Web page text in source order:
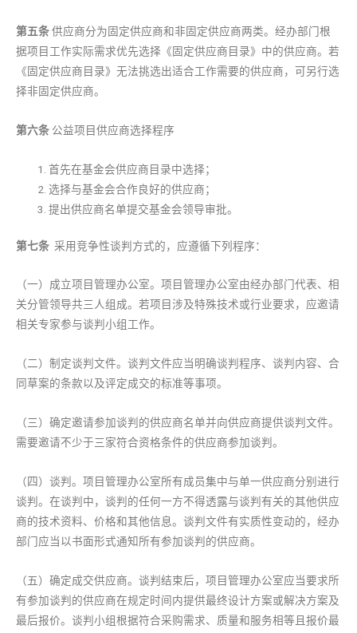
第五条供应商分为固定供应商和非固定供应商两类。经办部门根
据项目工作实际需求优先选择《固定供应商目录》中的供应商。若
《固定供应商目录》无法挑选出适合工作需要的供应商，可另行选
择非固定供应商。
第六条 公益项目供应商选择程序
首先在基金会供应商目录中选择；
选择与基金会合作良好的供应商；
提出供应商名单提交基金会领导审批。
第七条 采用竞争性谈判方式的，应遵循下列程序：
（一）成立项目管理办公室。项目管理办公室由经办部门代表、相
关分管领导共三人组成。若项目涉及特殊技术或行业要求，应邀请
相关专家参与谈判小组工作。
（二）制定谈判文件。谈判文件应当明确谈判程序、谈判内容、合
同草案的条款以及评定成交的标准等事项。
（三）确定邀请参加谈判的供应商名单并向供应商提供谈判文件。
需要邀请不少于三家符合资格条件的供应商参加谈判。
（四）谈判。项目管理办公室所有成员集中与单一供应商分别进行
谈判。在谈判中，谈判的任何一方不得透露与谈判有关的其他供应
商的技术资料、价格和其他信息。谈判文件有实质性变动的，经办
部门应当以书面形式通知所有参加谈判的供应商。
（五）确定成交供应商。谈判结束后，项目管理办公室应当要求所
有参加谈判的供应商在规定时间内提供最终设计方案或解决方案及
最后报价。谈判小组根据符合采购需求、质量和服务相等且报价最